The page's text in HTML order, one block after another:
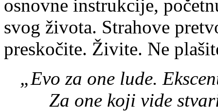
osnovne instrukcije,
svog života. Strahove
preskočite. Živite. Ne
„Evo za one lude.
Za one koji vide